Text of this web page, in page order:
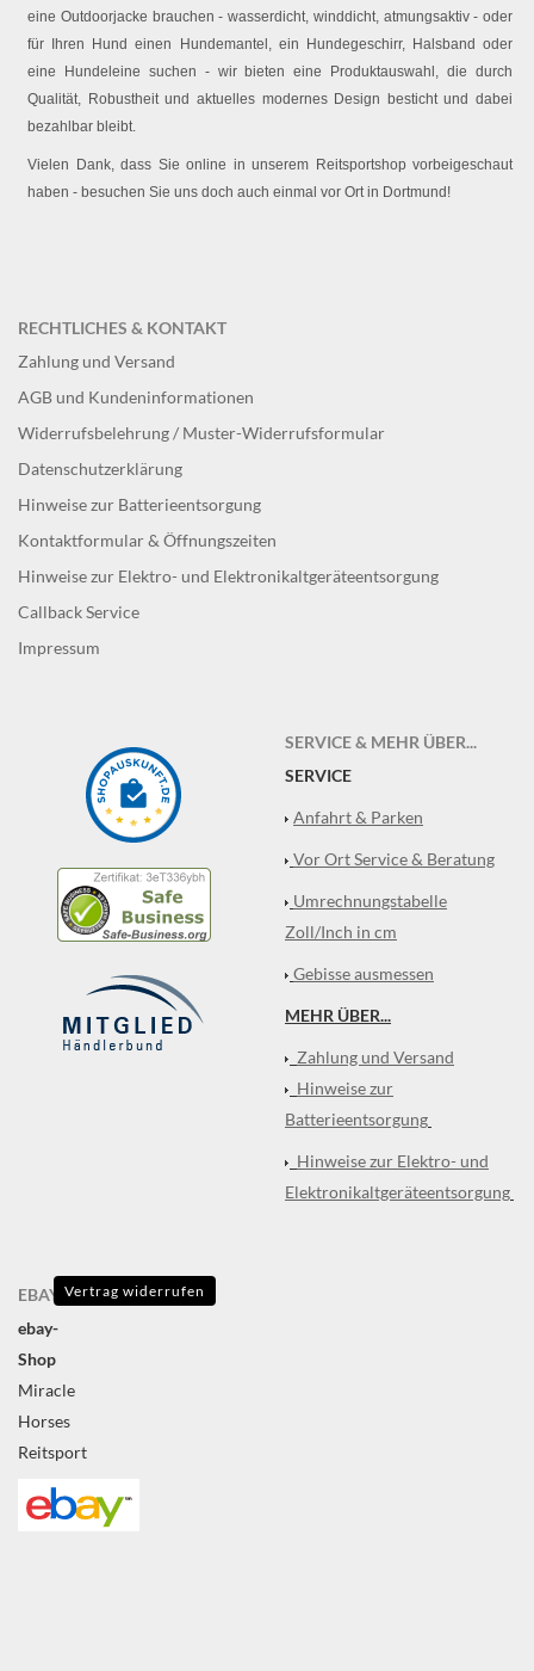
eine Outdoorjacke brauchen - wasserdicht, winddicht, atmungsaktiv - oder
für Ihren Hund einen Hundemantel, ein Hundegeschirr, Halsband oder
eine Hundeleine suchen - wir bieten eine Produktauswahl, die durch
Qualität, Robustheit und aktuelles modernes Design besticht und dabei
bezahlbar bleibt.
Vielen Dank, dass Sie online in unserem Reitsportshop vorbeigeschaut
haben - besuchen Sie uns doch auch einmal vor Ort in Dortmund!
RECHTLICHES & KONTAKT
Zahlung und Versand
AGB und Kundeninformationen
Widerrufsbelehrung / Muster-Widerrufsformular
Datenschutzerklärung
Hinweise zur Batterieentsorgung
Kontaktformular & Öffnungszeiten
Hinweise zur Elektro- und Elektronikaltgeräteentsorgung
Callback Service
Impressum
SERVICE & MEHR ÜBER...
SERVICE
Anfahrt & Parken
Vor Ort Service & Beratung
Umrechnungstabelle
Zoll/Inch in cm
Gebisse ausmessen
MEHR ÜBER...
Zahlung und Versand
Hinweise zur
Batterieentsorgung
Hinweise zur Elektro- und
Elektronikaltgeräteentsorgung
EBAY
ebay-
Shop
Miracle
Horses
Reitsport
Vertrag widerrufen